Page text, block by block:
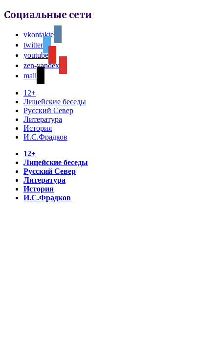
Социальные сети
vkontakte
twitter
youtube
zen-yandex
mail
12+
Лицейские беседы
Русский Север
Литература
История
И.С.Фрадков
12+
Лицейские беседы
Русский Север
Литература
История
И.С.Фрадков